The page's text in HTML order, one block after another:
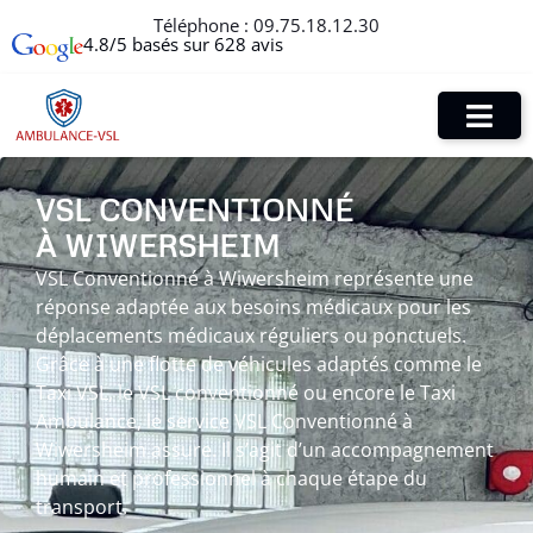
Téléphone : 09.75.18.12.30
4.8/5 basés sur 628 avis
VSL CONVENTIONNÉ
À WIWERSHEIM
VSL Conventionné à Wiwersheim représente une
réponse adaptée aux besoins médicaux pour les
déplacements médicaux réguliers ou ponctuels.
Grâce à une flotte de véhicules adaptés comme le
Taxi VSL, le VSL conventionné ou encore le Taxi
Ambulance, le service VSL Conventionné à
Wiwersheim assure. Il s’agit d’un accompagnement
humain et professionnel à chaque étape du
transport.